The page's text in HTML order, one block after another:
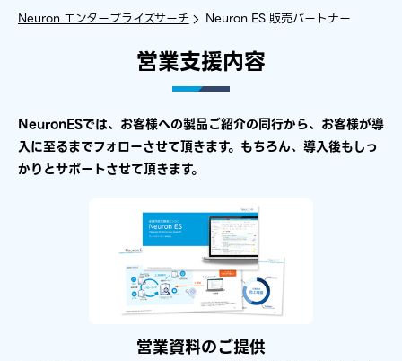
Neuron エンタープライズサーチ Neuron ES 販売パートナー
営業​支援​内容​
NeuronESでは、​お客様への​製品ご紹介の​同行から、​お客様が​導
入に​至るまで​フォローさせて​頂きます。​ もちろん、​導入後も​しっ
かりと​サポートさせて​頂きます。​
営業資料の​ご提供